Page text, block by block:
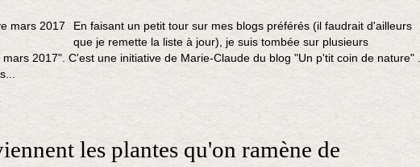
En faisant un petit tour sur mes blogs préférés (il faudrait d'ailleurs
que je remette la liste à jour), je suis tombée sur plusieurs
2017". C'est une initiative de Marie-Claude du blog "Un p'tit coin de nature" .
les plantes qu'on ramène de